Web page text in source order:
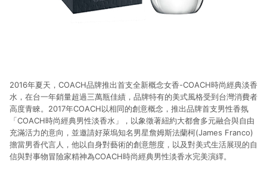
2016年夏天，COACH品牌推出首支全新概念女香-COACH時尚經典淡香
水，在台一年銷量超過三萬瓶佳績，品牌特有的美式風格受到台灣消費者
高度青睞。2017年COACH以相同的創意概念，推出品牌首支男性香氛
「COACH時尚經典男性淡香水」，以象徵著紐約大都會多元融合與自由
充滿活力的意向，並邀請好萊塢知名男星詹姆斯法蘭柯(James Franco)
擔當男香代言人，他以自身對藝術的創意態度，以及對美式生活展現的自
信與對事物冒險家精神為COACH時尚經典男性淡香水完美演繹。